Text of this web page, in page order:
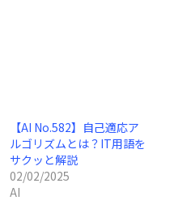
【AI No.582】自己適応ア
ルゴリズムとは？IT用語を
サクッと解説
02/02/2025
AI